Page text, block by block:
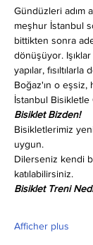
Gündüzleri adım
meşhur İstanbul
bittikten sonra
dönüşüyor.
yapılar,
Boğaz'ın o eşsiz,
İstanbul Bisikletle
Bisiklet Bizden!
Bisikletlerimiz
uygun.
Dilerseniz kendi
katılabilirsiniz.
Bisiklet Treni
Afficher plus